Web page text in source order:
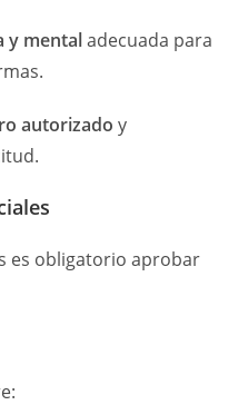
y mentaladecuada para
autorizado y
es obligatorio aprobar